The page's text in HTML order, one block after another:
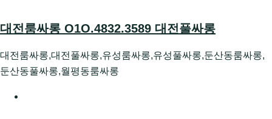
to
대전룸싸롱 O1O.4832.3589 대전풀싸롱
대전룸싸롱,대전풀싸롱,유성룸싸롱,유성풀싸롱,둔산동룸싸롱,
둔산동풀싸롱,월평동룸싸롱